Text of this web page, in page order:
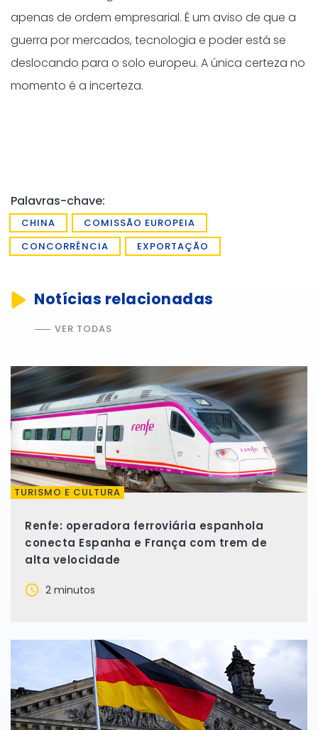
apenas de ordem empresarial. É um aviso de que a
guerra por mercados, tecnologia e poder está se
deslocando para o solo europeu. A única certeza no
momento é a incerteza.
Palavras-chave:
CHINA
COMISSÃO EUROPEIA
CONCORRÊNCIA
EXPORTAÇÃO
Notícias relacionadas
VER TODAS
TURISMO E CULTURA
Renfe: operadora ferroviária espanhola
conecta Espanha e França com trem de
alta velocidade
2 minutos